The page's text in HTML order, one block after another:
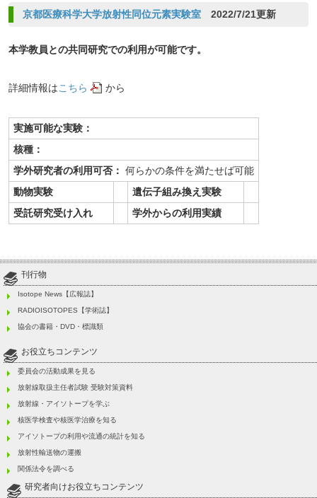
京都医療科学大学放射性同位元素実験室 2022/7/21更新
本学教員との共同研究での利用が可能です。
詳細情報はこちら から
実施可能な実験：
核種：
学外研究者の利用可否： 何らかの条件を満たせば可能
動物実験
遺伝子組み換え実験
受託研究受け入れ
学外からの利用実績
刊行物
Isotope News【広報誌】
RADIOISOTOPES【学術誌】
協会の書籍・DVD・標識類
お役立ちコンテンツ
委員会の活動成果を見る
放射線取扱主任者試験 受験対策資料
放射線・アイソトープを学ぶ
核医学検査や核医学治療を知る
アイソトープの利用や流通の統計を知る
放射性輸送物の運搬
関係法令を調べる
研究者向けお役立ちコンテンツ